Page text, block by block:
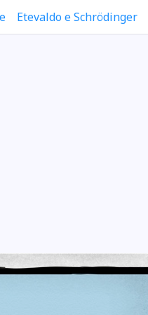
Etevaldo e Schrödinger